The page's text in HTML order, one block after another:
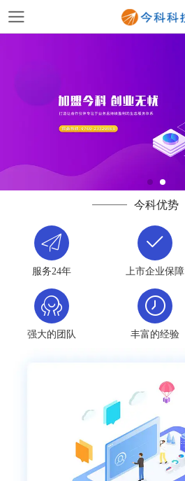
今科优势
服务24年 上市企业保障
强大的团队 丰富的经验